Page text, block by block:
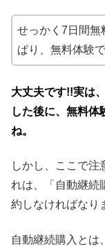
せっかく7 日間
ぱり、無料体験
大丈夫です!!実は
した後に、無料体
ね。
しかし、ここで注
れは、「自動継続
約しなければなり
自動継続購入とは